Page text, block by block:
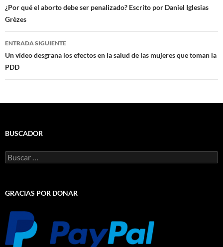
de
entradas
¿Por qué el aborto debe ser penalizado? Escrito por Daniel Iglesias
Grèzes
ENTRADA SIGUIENTE
Un vídeo desgrana los efectos en la salud de las mujeres que toman la
PDD
BUSCADOR
Buscar:
GRACIAS POR DONAR